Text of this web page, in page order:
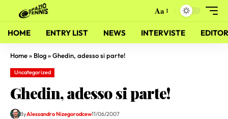
Aa
HOME ENTRY LIST NEWS INTERVISTE
Home» Blog»Ghedin, adesso si parte!
Uncategorized
Ghedin, adesso si parte!
ByAlessandro Nizegorodcew11/06/2007